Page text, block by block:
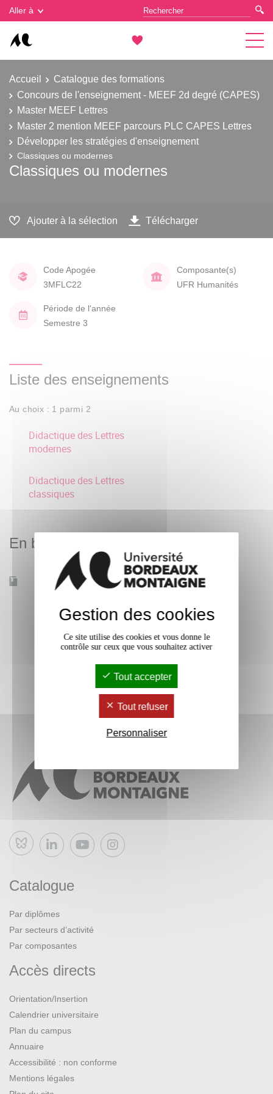
Aller à
Accueil
Catalogue des formations
Concours de l'enseignement - MEEF 2d degré (CAPES)
Master MEEF Lettres
Master 2 mention MEEF parcours PLC CAPES Lettres
Développer les stratégies d'enseignement
Classiques ou modernes
Classiques ou modernes
Ajouter à la sélection Télécharger
Code Apogée
3MFLC22
Composante(s)
UFR Humanités
Période de l'année
Semestre 3
Liste des enseignements
Au choix : 1 parmi 2
Didactique des Lettres
modernes
Didactique des Lettres
classiques
En bref
Accessible à distance Non
Bluesky
Catalogue
Par diplômes
Par secteurs d’activité
Par composantes
Accès directs
Orientation/Insertion
Calendrier universitaire
Plan du campus
Annuaire
Accessibilité : non conforme
Mentions légales
Gestion des cookies
Gestion des cookies
Ce site utilise des cookies et vous donne le
contrôle sur ceux que vous souhaitez activer
Tout accepter
Tout refuser
Personnaliser